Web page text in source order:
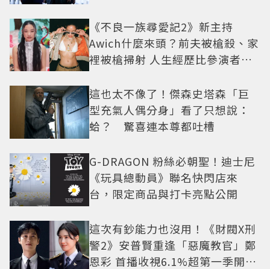
《不良一族尋愛記2》新主持
Awich什麼來頭？前夫被槍殺、家
裡被槍掃射 人生經歷比參演者還
這也太不像了！傑森史塔森「巨
型充氣人偶分身」看了只想說：
蛤？ 驚喜連本尊都吐槽
G-DRAGON 粉絲必朝聖！迪士尼
《玩具總動員》聯名快閃店來
台，限定商品與打卡亮點公開
這次有鈔能力也沒用！《財閥X刑
警2》安普賢重逢「惡魔教官」鄭
恩彩 首播收視6.1%超第一季開紅